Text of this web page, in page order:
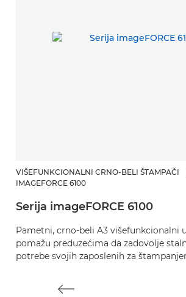
VIŠEFUNKCIONALNI CRNO-BELI ŠTAMPAČI
IMAGEFORCE 6100
Serija imageFORCE 6100
Pametni, crno-beli A3 višefunkcionalni
pomažu preduzećima da zadovolje
potrebe svojih zaposlenih za